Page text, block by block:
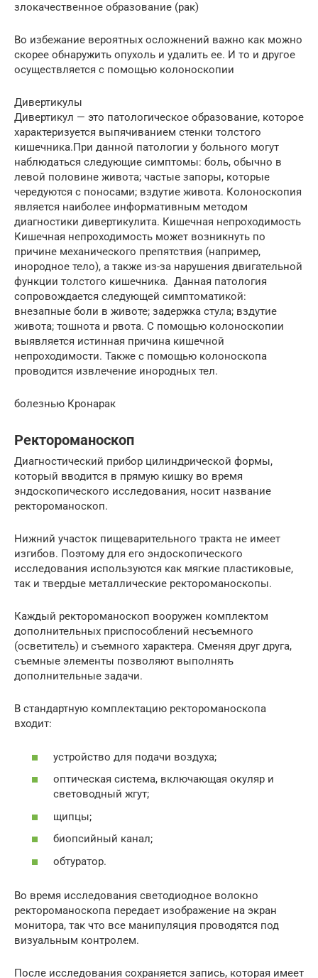
злокачественное образование (рак)
Во избежание вероятных осложнений важно как можно
скорее обнаружить опухоль и удалить ее. И то и другое
осуществляется с помощью колоноскопии
Дивертикулы
Дивертикул — это патологическое образование, которое
характеризуется выпячиванием стенки толстого
кишечника.При данной патологии у больного могут
наблюдаться следующие симптомы: боль, обычно в
левой половине живота; частые запоры, которые
чередуются с поносами; вздутие живота. Колоноскопия
является наиболее информативным методом
диагностики дивертикулита. Кишечная непроходимость
Кишечная непроходимость может возникнуть по
причине механического препятствия (например,
инородное тело), а также из-за нарушения двигательной
функции толстого кишечника. Данная патология
сопровождается следующей симптоматикой:
внезапные боли в животе; задержка стула; вздутие
живота; тошнота и рвота. С помощью колоноскопии
выявляется истинная причина кишечной
непроходимости. Также с помощью колоноскопа
проводится извлечение инородных тел.
болезнью Кронарак
Ректороманоскоп
Диагностический прибор цилиндрической формы,
который вводится в прямую кишку во время
эндоскопического исследования, носит название
ректороманоскоп.
Нижний участок пищеварительного тракта не имеет
изгибов. Поэтому для его эндоскопического
исследования используются как мягкие пластиковые,
так и твердые металлические ректороманоскопы.
Каждый ректороманоскоп вооружен комплектом
дополнительных приспособлений несъемного
(осветитель) и съемного характера. Сменяя друг друга,
съемные элементы позволяют выполнять
дополнительные задачи.
В стандартную комплектацию ректороманоскопа
входит:
устройство для подачи воздуха;
оптическая система, включающая окуляр и
световодный жгут;
щипцы;
биопсийный канал;
обтуратор.
Во время исследования светодиодное волокно
ректороманоскопа передает изображение на экран
монитора, так что все манипуляция проводятся под
визуальным контролем.
После исследования сохраняется запись, которая имеет